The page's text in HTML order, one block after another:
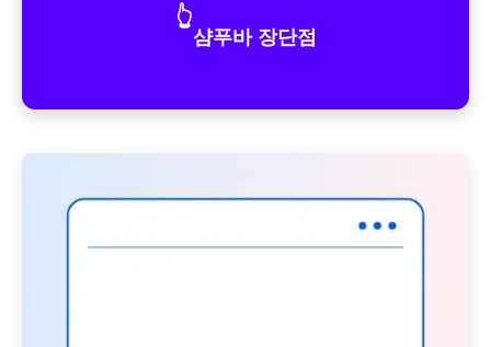
👆
샴푸바 장단점